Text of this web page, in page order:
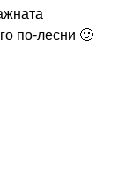
по-лесни 🙂